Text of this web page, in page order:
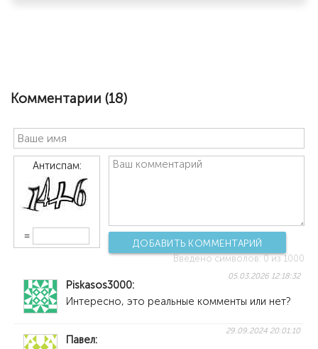
Комментарии (18)
Антиспам:
=
ДОБАВИТЬ КОММЕНТАРИЙ
Введено символов:0из 1000
Piskasos3000
05.03.2026 12:18:32
Интересно, это реальные комменты или нет?
Павел
29.09.2024 20:01:10